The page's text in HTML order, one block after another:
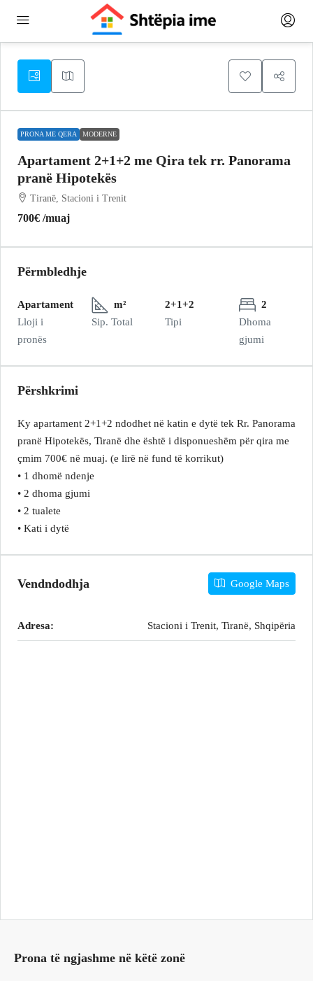
PRONA ME QERA MODERNE
Apartament 2+1+2 me Qira tek rr. Panorama
pranë Hipotekës
Tiranë, Stacioni i Trenit
700€ /muaj
Përmbledhje
Apartament
Lloji i
pronës
m²
Sip. Total
2+1+2
Tipi
2
Dhoma
gjumi
Përshkrimi
Ky apartament 2+1+2 ndodhet në katin e dytë tek Rr. Panorama
pranë Hipotekës, Tiranë dhe është i disponueshëm për qira me
çmim 700€ në muaj. (e lirë në fund të korrikut)
• 1 dhomë ndenje
• 2 dhoma gjumi
• 2 tualete
• Kati i dytë
Vendndodhja Google Maps
Adresa: Stacioni i Trenit, Tiranë, Shqipëria
Prona të ngjashme në këtë zonë